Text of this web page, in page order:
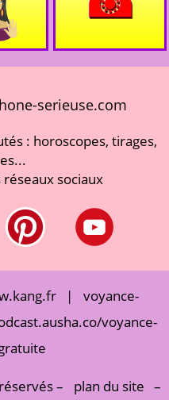
serieuse.com
: horoscopes, tirages,
sociaux
|
voyance-
voyance-
– plan du site –